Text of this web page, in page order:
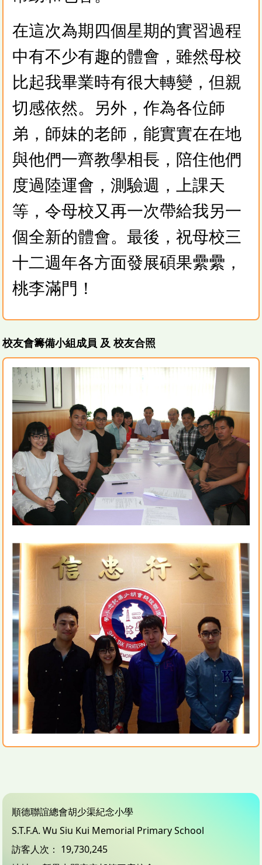
在這次為期四個星期的實習過程
中有不少有趣的體會，雖然母校
比起我畢業時有很大轉變，但親
切感依然。另外，作為各位師
弟，師妹的老師，能實實在在地
與他們一齊教學相長，陪住他們
度過陸運會，測驗週，上課天
等，令母校又再一次帶給我另一
個全新的體會。最後，祝母校三
十二週年各方面發展碩果纍纍，
桃李滿門！
校友會籌備小組成員 及 校友合照
順德聯誼總會胡少渠紀念小學
S.T.F.A. Wu Siu Kui Memorial Primary School
訪客人次： 19,730,245